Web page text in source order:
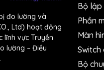
High-speed 2-axis
đo lường và
Ltd) hoạt động
lĩnh vực Truyền
lường – Điều
Bộ lập
Phần
Màn
Switch
Bộ